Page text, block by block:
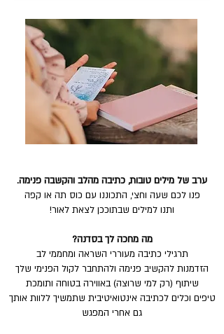
ערב של מילים טובות, כתיבה מהלב והקשבה פנימה.
פנו לכם שעה וחצי, התכוננו עם כוס תה או קפה
ותנו למילים שבתוככן לצאת לאור!
מה מחכה לך בסדנה?​
תרגילי כתיבה מעוררי השראה ומחממי לב
הזדמנות להקשיב פנימה ולהתחבר לקול הפנימי שלך
שיתוף (רק למי שרוצה) באווירה בטוחה ותומכת
טיפים וכלים לכתיבה אינטואיטיבית שתמשיך ללוות אותך
גם אחרי המפגש